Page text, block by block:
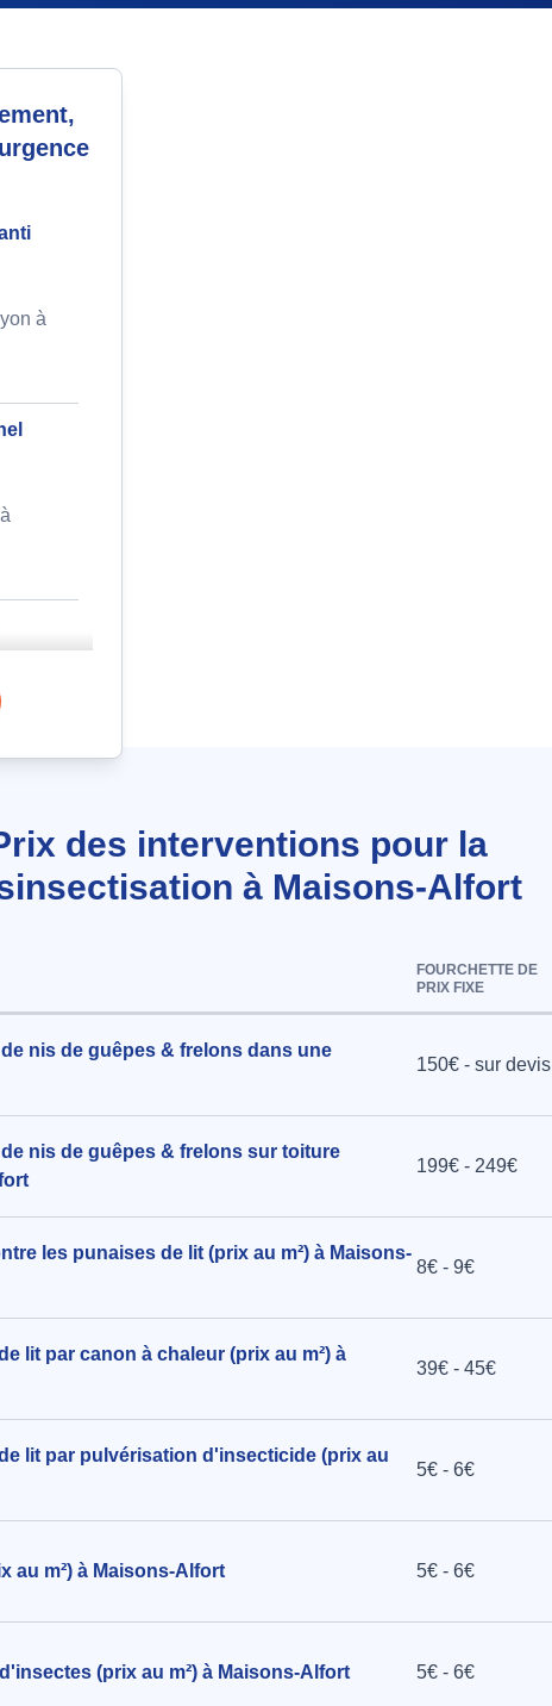
à
des interventions pour la
à Maisons-Alfort
FOURCHETTE DE
PRIX FIXE
nis de guêpes & frelons dans une
150€ - sur devis
nis de guêpes & frelons sur toiture
199€ - 249€
les punaises de lit (prix au m²) à Maisons-
8€ - 9€
lit par canon à chaleur (prix au m²) à
39€ - 45€
lit par pulvérisation d'insecticide (prix au
5€ - 6€
au m²) à Maisons-Alfort 5€ - 6€
(prix au m²) à Maisons-Alfort 5€ - 6€